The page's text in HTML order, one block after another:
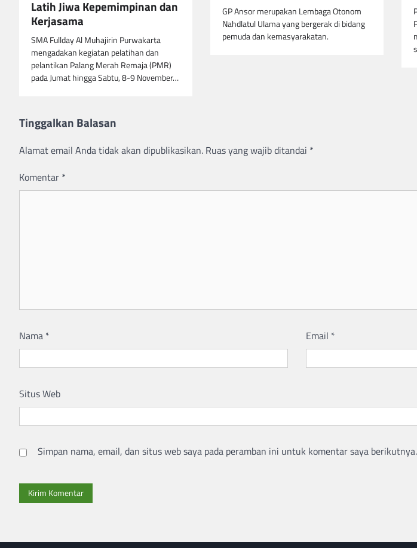
Latih Jiwa Kepemimpinan dan
Kerjasama
SMA Fullday Al Muhajirin Purwakarta
mengadakan kegiatan pelatihan dan
pelantikan Palang Merah Remaja (PMR)
pada Jumat hingga Sabtu, 8-9 November…
GP Ansor merupakan Lembaga Otonom
Nahdlatul Ulama yang bergerak di bidang
pemuda dan kemasyarakatan.
Tinggalkan Balasan
Alamat email Anda tidak akan dipublikasikan. Ruas yang wajib ditandai *
Komentar *
Nama * Email *
Situs Web
Simpan nama, email, dan situs web saya pada peramban ini untuk komentar saya berikutnya.